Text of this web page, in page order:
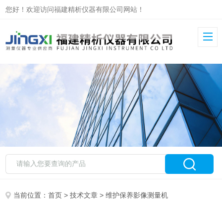
您好！欢迎访问福建精析仪器有限公司网站！
当前位置：首页 >技术文章 > 维护保养影像测量机